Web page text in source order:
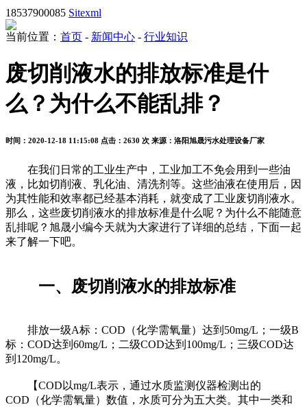
18537900085 Sitexml
当前位置： 首页 - 新闻中心 - 行业知识
废切削液水的排放标准是什
么？为什么不能乱排？
时间：2020-12-18 11:15:08 点击：2630 次 来源：洛阳旭晟污水处理设备厂家
在我们日常的工业生产中，工业加工不免会用到一些油
液，比如切削液、乳化油、清洗剂等。这些油液在使用后，因
为其性能和效率都已经基本消耗，就变成了工业废切削液水。
那么，这些废切削液水的排放标准是什么呢？为什么不能随意
乱排呢？旭晟小编今天就为大家进行了详细的总结，下面一起
来了解一下吧。
一、废切削液水的排放标准
排放一级A标：COD（化学需氧量）达到50mg/L；一级B
标：COD达到60mg/L；二级COD达到100mg/L；三级COD达
到120mg/L。
【COD以mg/L表示，通过水质监测仪器检测出的
COD（化学需氧量）数值，水质可分为五大类。其中一类和